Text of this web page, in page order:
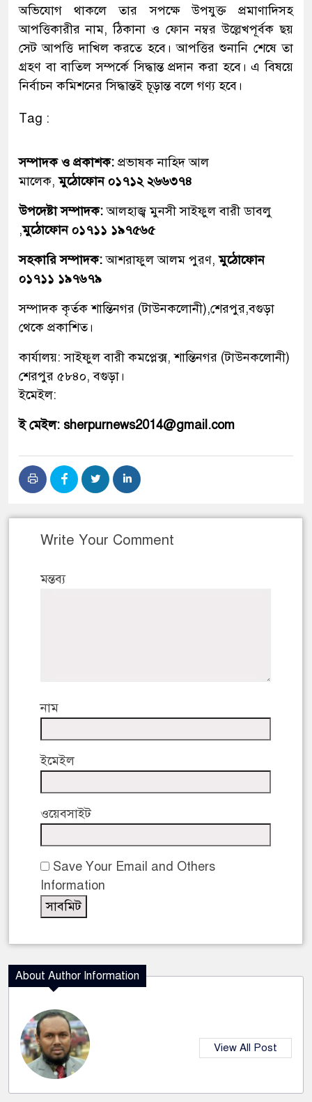
অভিযোগ থাকলে তার সপক্ষে উপযুক্ত প্রমাণাদিসহ
আপত্তিকারীর নাম, ঠিকানা ও ফোন নম্বর উল্লেখপূর্বক ছয়
সেট আপত্তি দাখিল করতে হবে। আপত্তির শুনানি শেষে তা
গ্রহণ বা বাতিল সম্পর্কে সিদ্ধান্ত প্রদান করা হবে। এ বিষয়ে
নির্বাচন কমিশনের সিদ্ধান্তই চূড়ান্ত বলে গণ্য হবে।
Tag :
সম্পাদক ও প্রকাশক: প্রভাষক নাহিদ আল
মালেক,মুঠোফোন ০১৭১২ ২৬৬৩৭৪
উপদেষ্টা সম্পাদক:আলহাজ্ব মুনসী সাইফুল বারী ডাবলু
,মুঠোফোন ০১৭১১ ১৯৭৫৬৫
সহকারি সম্পাদক:আশরাফুল আলম পুরণ,মুঠোফোন
০১৭১১ ১৯৭৬৭৯
সম্পাদক কৃর্তক শান্তিনগর (টাউনকলোনী),শেরপুর,বগুড়া
থেকে প্রকাশিত।
কার্যালয়: সাইফুল বারী কমপ্লেক্স, শান্তিনগর (টাউনকলোনী)
শেরপুর ৫৮৪০, বগুড়া।
ইমেইল:
ই মেইল: sherpurnews2014@gmail.com
Write Your Comment
মন্তব্য
নাম
ইমেইল
ওয়েবসাইট
Save Your Email and Others
Information
About Author Information
View All Post